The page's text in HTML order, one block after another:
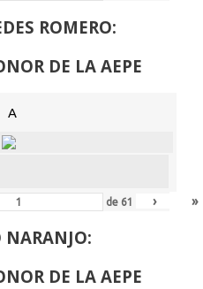
ROMERO:
DE LA AEPE
A
de 61 › »
NARANJO:
DE LA AEPE